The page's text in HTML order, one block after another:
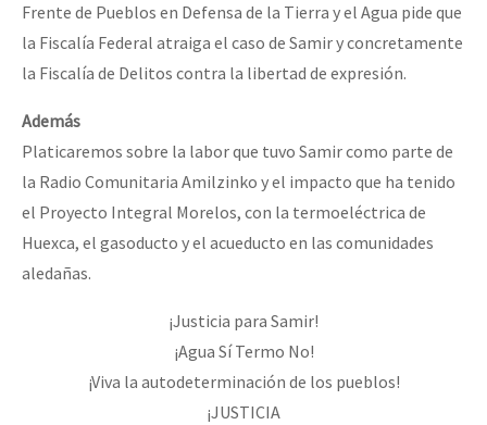
Frente de Pueblos en Defensa de la Tierra y el Agua pide que
la Fiscalía Federal atraiga el caso de Samir y concretamente
la Fiscalía de Delitos contra la libertad de expresión.
Además
Platicaremos sobre la labor que tuvo Samir como parte de
la Radio Comunitaria Amilzinko y el impacto que ha tenido
el Proyecto Integral Morelos, con la termoeléctrica de
Huexca, el gasoducto y el acueducto en las comunidades
aledañas.
¡Justicia para Samir!
¡Agua Sí Termo No!
¡Viva la autodeterminación de los pueblos!
¡JUSTICIA